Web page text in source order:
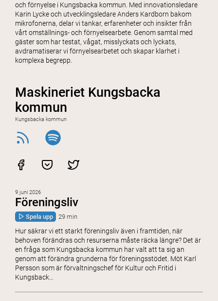
och förnyelse i Kungsbacka kommun. Med innovationsledare
Karin Lycke och utvecklingsledare Anders Kardborn bakom
mikrofonerna, delar vi tankar, erfarenheter och insikter från
vårt omställnings- och förnyelsearbete. Genom samtal med
gäster som har testat, vågat, misslyckats och lyckats,
avdramatiserar vi förnyelsearbetet och skapar klarhet i
komplexa begrepp.
Maskineriet Kungsbacka
kommun
Kungsbacka kommun
9 juni 2026
Föreningsliv
Spela upp 29 min
Hur säkrar vi ett starkt föreningsliv även i framtiden, när
behoven förändras och resurserna måste räcka längre? Det är
en fråga som Kungsbacka kommun har valt att ta sig an
genom att förändra grunderna för föreningsstödet. Möt Karl
Persson som är förvaltningschef för Kultur och Fritid i
Kungsback…